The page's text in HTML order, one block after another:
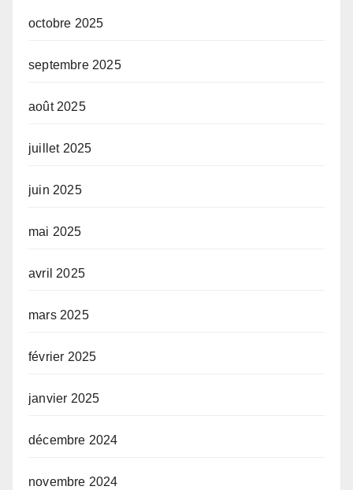
octobre 2025
septembre 2025
août 2025
juillet 2025
juin 2025
mai 2025
avril 2025
mars 2025
février 2025
janvier 2025
décembre 2024
novembre 2024